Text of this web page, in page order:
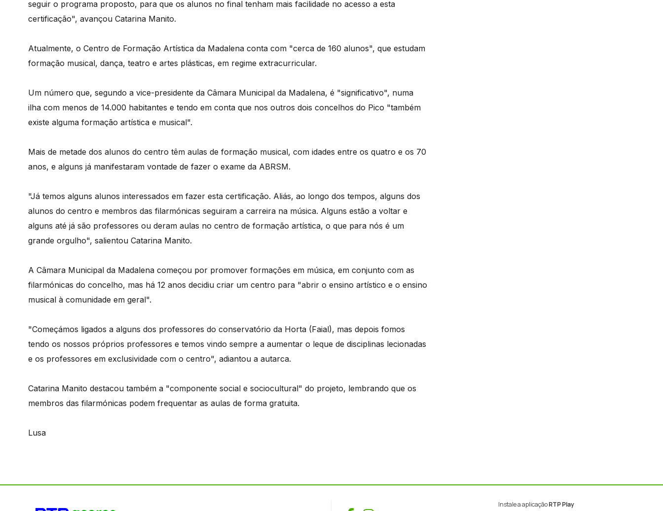
seguir o programa proposto, para que os alunos no final tenham mais facilidade no acesso a esta
certificação", avançou Catarina Manito.
Atualmente, o Centro de Formação Artística da Madalena conta com "cerca de 160 alunos", que estudam
formação musical, dança, teatro e artes plásticas, em regime extracurricular.
Um número que, segundo a vice-presidente da Câmara Municipal da Madalena, é "significativo", numa
ilha com menos de 14.000 habitantes e tendo em conta que nos outros dois concelhos do Pico "também
existe alguma formação artística e musical".
Mais de metade dos alunos do centro têm aulas de formação musical, com idades entre os quatro e os 70
anos, e alguns já manifestaram vontade de fazer o exame da ABRSM.
"Já temos alguns alunos interessados em fazer esta certificação. Aliás, ao longo dos tempos, alguns dos
alunos do centro e membros das filarmónicas seguiram a carreira na música. Alguns estão a voltar e
alguns até já são professores ou deram aulas no centro de formação artística, o que para nós é um
grande orgulho", salientou Catarina Manito.
A Câmara Municipal da Madalena começou por promover formações em música, em conjunto com as
filarmónicas do concelho, mas há 12 anos decidiu criar um centro para "abrir o ensino artístico e o ensino
musical à comunidade em geral".
"Começámos ligados a alguns dos professores do conservatório da Horta (Faial), mas depois fomos
tendo os nossos próprios professores e temos vindo sempre a aumentar o leque de disciplinas lecionadas
e os professores em exclusividade com o centro", adiantou a autarca.
Catarina Manito destacou também a "componente social e sociocultural" do projeto, lembrando que os
membros das filarmónicas podem frequentar as aulas de forma gratuita.
Lusa
Instale a aplicaçãoRTP Play